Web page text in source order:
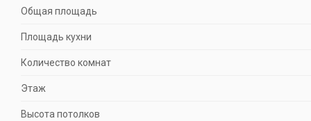
Общая площадь
Площадь кухни
Количество комнат
Этаж
Высота потолков